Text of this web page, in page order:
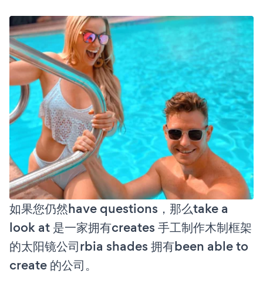
如果您仍然have questions，那么take a
look at 是一家拥有creates 手工制作木制框架
的太阳镜公司rbia shades 拥有been able to
create 的公司。